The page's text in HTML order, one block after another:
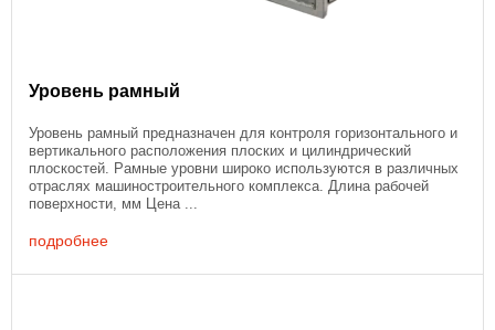
Уровень рамный
Уровень рамный предназначен для контроля горизонтального и
вертикального расположения плоских и цилиндрический
плоскостей. Рамные уровни широко используются в различных
отраслях машиностроительного комплекса. Длина рабочей
поверхности, мм Цена ...
подробнее